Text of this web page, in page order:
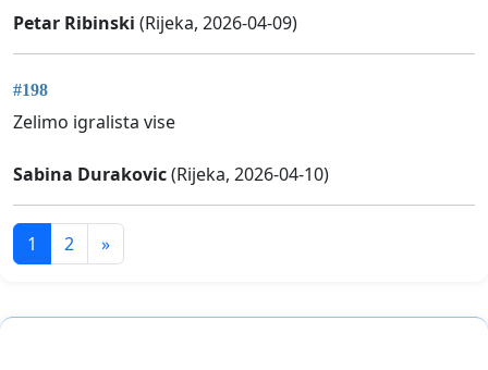
Petar Ribinski (Rijeka, 2026-04-09)
#198
Zelimo igralista vise
Sabina Durakovic(Rijeka, 2026-04-10)
1 2 »